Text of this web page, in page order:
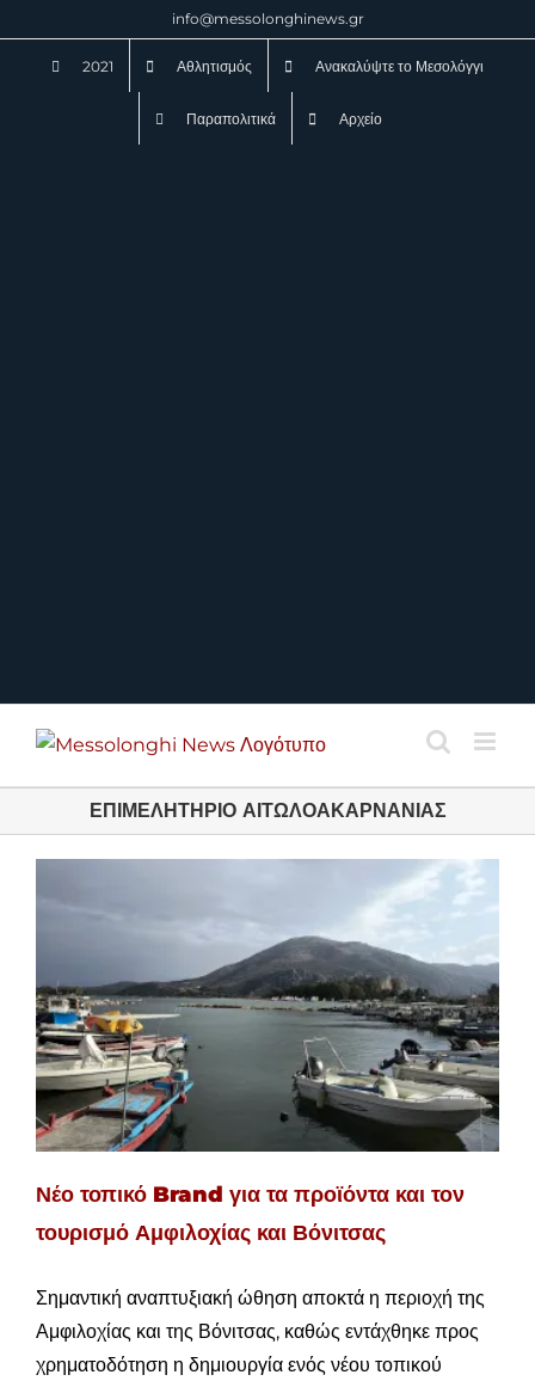
info@messolonghinews.gr
2021 Αθλητισμός Ανακαλύψτε το Μεσολόγγι
Παραπολιτικά Αρχείο
ΕΠΙΜΕΛΗΤΗΡΙΟ ΑΙΤΩΛΟΑΚΑΡΝΑΝΙΑΣ
Νέο τοπικό Brand για τα προϊόντα και τον
τουρισμό Αμφιλοχίας και Βόνιτσας
Σημαντική αναπτυξιακή ώθηση αποκτά η περιοχή της
Αμφιλοχίας και της Βόνιτσας, καθώς εντάχθηκε προς
χρηματοδότηση η δημιουργία ενός νέου τοπικού